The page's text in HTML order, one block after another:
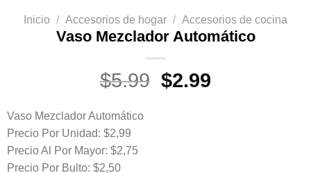
Inicio / Accesorios de hogar / Accesorios de cocina
Vaso Mezclador Automático
$5.99 El
$2.99
Vaso Mezclador Automático
Precio Por Unidad: $2,99
Precio Al Por Mayor: $2,75
Precio Por Bulto: $2,50